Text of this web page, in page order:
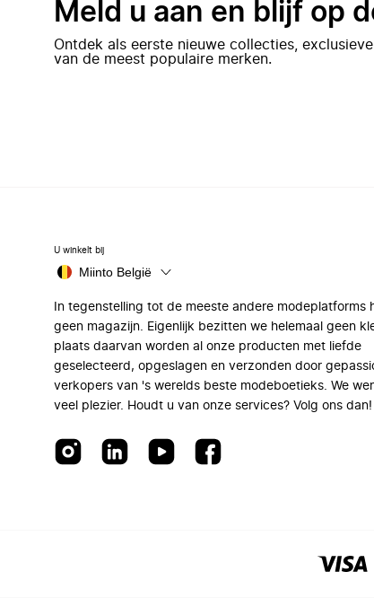
Meld u aan en blijf op
Ontdek als eerste nieuwe collecties,
van de meest populaire merken.
U winkelt bij
Miinto België
In tegenstelling tot de meeste andere modeplatforms
geen magazijn. Eigenlijk bezitten we helemaal geen
plaats daarvan worden al onze producten met liefde
geselecteerd, opgeslagen en verzonden door
verkopers van 's werelds beste modeboetieks. We
veel plezier. Houdt u van onze services? Volg ons dan!